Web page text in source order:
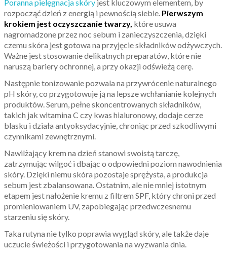
Poranna pielęgnacja skóry jest kluczowym elementem, by
rozpocząć dzień z energią i pewnością siebie. Pierwszym
krokiem jest oczyszczanie twarzy, które usuwa
nagromadzone przez noc sebum i zanieczyszczenia, dzięki
czemu skóra jest gotowa na przyjęcie składników odżywczych.
Ważne jest stosowanie delikatnych preparatów, które nie
naruszą bariery ochronnej, a przy okazji odświeżą cerę.
Następnie tonizowanie pozwala na przywrócenie naturalnego
pH skóry, co przygotowuje ją na lepsze wchłanianie kolejnych
produktów. Serum, pełne skoncentrowanych składników,
takich jak witamina C czy kwas hialuronowy, dodaje cerze
blasku i działa antyoksydacyjnie, chroniąc przed szkodliwymi
czynnikami zewnętrznymi.
Nawilżający krem na dzień stanowi swoistą tarczę,
zatrzymując wilgoć i dbając o odpowiedni poziom nawodnienia
skóry. Dzięki niemu skóra pozostaje sprężysta, a produkcja
sebum jest zbalansowana. Ostatnim, ale nie mniej istotnym
etapem jest nałożenie kremu z filtrem SPF, który chroni przed
promieniowaniem UV, zapobiegając przedwczesnemu
starzeniu się skóry.
Taka rutyna nie tylko poprawia wygląd skóry, ale także daje
uczucie świeżości i przygotowania na wyzwania dnia.